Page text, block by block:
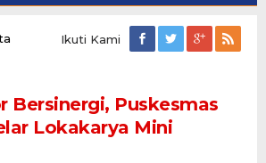
Bajulmati
Lokakarya
Ikuti Kami
Bersinergi, Puskesmas
Lokakarya Mini